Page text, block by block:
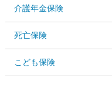
介護年金保険
死亡保険
こども保険